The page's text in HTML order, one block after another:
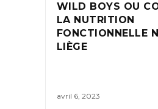
WILD BOYS OU
LA NUTRITION
FONCTIONNELLE
LIÈGE
avril 6, 2023